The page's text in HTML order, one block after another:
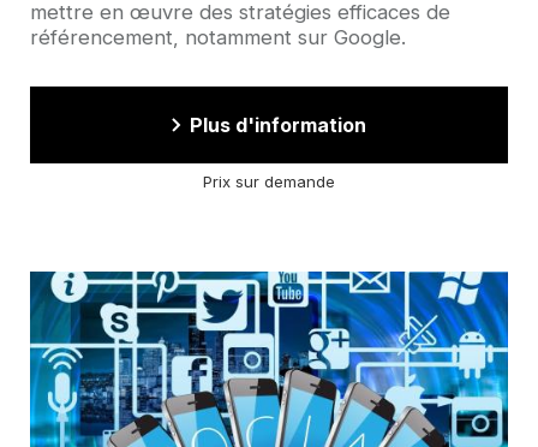
mettre en œuvre des stratégies efficaces de
référencement, notamment sur Google.
Plus d'information
Prix sur demande
Image
d'illustration